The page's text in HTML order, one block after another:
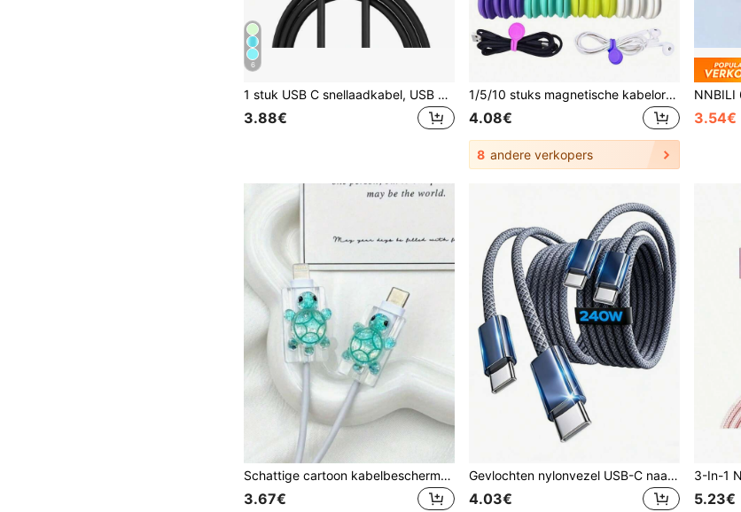
6
1 stuk USB C snellaadkabel, USB A naar Type C snellaadkabel, 480 Mbps snelle gegevensoverdracht, compatibel met iPhone 17/16/15/Plus/Pro/Pro Max, compatibel met Samsung Galaxy S26 S25 S24 S23 S22 S21 Note 20 Ultra, Pro 12.9 Air Mini
3.88€
1/5/10 stuks magnetische kabelorganizer, herbruikbare siliconen bandjes, kabelmanagement met draadbinder voor het bundelen en organiseren van vaste items, koelkastmagneet met draadwikkelclips voor USB-koptelefoon en sleutelhangers - niet waterdicht
4.08€
8 andere verkopers
3.54€
Schattige cartoon kabelbeschermer van hoge kwaliteit in de vorm van een schildpad, duurzaam en slijtvast - compatibel met Apple-oplader, kleurrijk ontwerp, oplaadaccessoires, schattige schildpaddendecoratie, levendige beschermende schaal, digitale accessoires, leuk gadget, duurzaam materiaal, leuke digitale beschermer, essentieel voor digitale liefhebbers
3.67€
Gevlochten nylonvezel USB-C naar USB-C datakabel, 240W C naar C snellaadkabel [1 meter, 2 meter, 3 meter, 1 set van 3] Type C oplader snellaadkabel USB-C naar USB-C, compatibel met Apple 17, 16, 15 Pro Max, Pro, S25, S24, S23. Cadeau voor Vrouwendag, verjaardag.
4.03€ 5.23€